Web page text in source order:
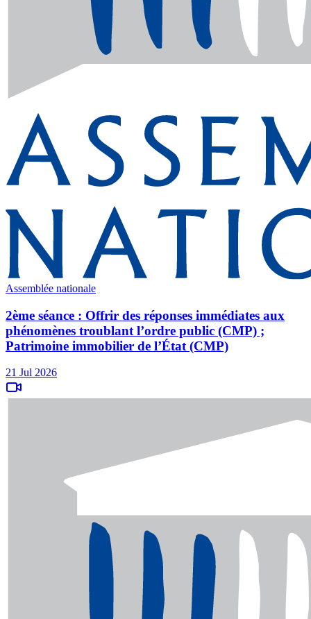
Assemblée nationale
2ème séance : Offrir des réponses immédiates aux
phénomènes troublant l’ordre public (CMP) ;
Patrimoine immobilier de l’État (CMP)
21 Jul 2026